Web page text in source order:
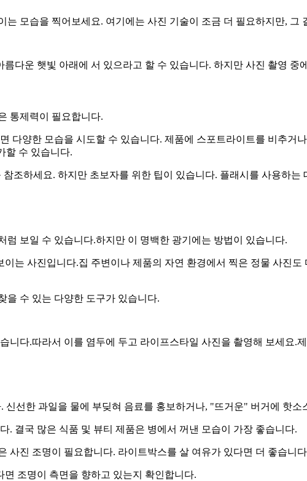
모습을 찍어보세요. 여기에는 사진 기술이 조금 더 필요하지만, 그
다운 햇빛 아래에 서 있으라고 할 수 있습니다. 하지만 사진 촬영
통제력이 필요합니다.
다양한 모습을 시도할 수 있습니다. 제품에 스포트라이트를 비추거
할 수 있습니다.
조하세요. 하지만 초보자를 위한 팁이 있습니다. 플래시를 사용하
보일 수 있습니다.하지만 이 명백한 광기에는 방법이 있습니다.
는 사진입니다.집 주변이나 제품의 자연 환경에서 찍은 정물 사진
을 수 있는 다양한 도구가 있습니다.
니다.따라서 이를 염두에 두고 라이프스타일 사진을 촬영해 보세요.
선한 과일을 물에 부딪혀 음료를 홍보하거나, "뜨거운" 버거에 핫소
. 결국 많은 식품 및 뷰티 제품은 병에서 꺼낸 모습이 가장 좋습니다.
사진 조명이 필요합니다. 라이트박스를 살 여유가 있다면 더 좋습니
조명이 측면을 향하고 있는지 확인합니다.